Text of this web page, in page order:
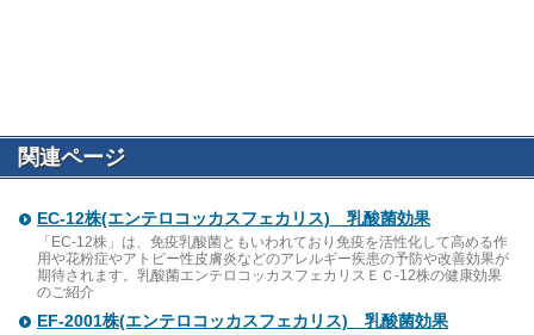
関連ページ
EC-12株(エンテロコッカスフェカリス) 乳酸菌効果
「EC-12株」は、免疫乳酸菌ともいわれており免疫を活性化して高める作
用や花粉症やアトピー性皮膚炎などのアレルギー疾患の予防や改善効果が
期待されます。乳酸菌エンテロコッカスフェカリスＥＣ-12株の健康効果
のご紹介
EF-2001株(エンテロコッカスフェカリス) 乳酸菌効果